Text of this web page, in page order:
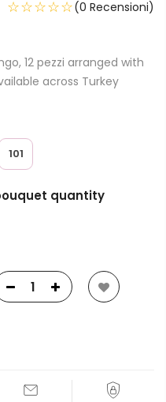
☆☆☆☆☆(0 Recensioni)
12 pezzi arranged with
across Turkey
101
quantity